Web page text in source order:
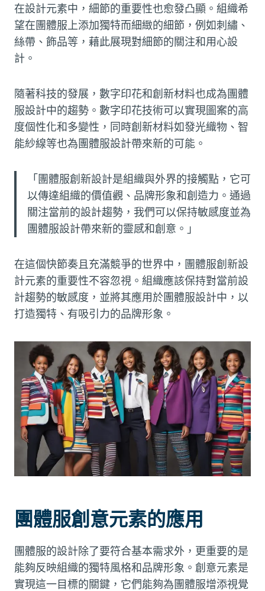
在設計元素中，細節的重要性也愈發凸顯。組織希
望在團體服上添加獨特而細緻的細節，例如刺繡、
絲帶、飾品等，藉此展現對細節的關注和用心設
計。
隨著科技的發展，數字印花和創新材料也成為團體
服設計中的趨勢。數字印花技術可以實現圖案的高
度個性化和多變性，同時創新材料如發光織物、智
能紗線等也為團體服設計帶來新的可能。
「團體服創新設計是組織與外界的接觸點，它可
以傳達組織的價值觀、品牌形象和創造力。通過
關注當前的設計趨勢，我們可以保持敏感度並為
團體服設計帶來新的靈感和創意。」
在這個快節奏且充滿競爭的世界中，團體服創新設
計元素的重要性不容忽視。組織應該保持對當前設
計趨勢的敏感度，並將其應用於團體服設計中，以
打造獨特、有吸引力的品牌形象。
團體服創意元素的應用
團體服的設計除了要符合基本需求外，更重要的是
能夠反映組織的獨特風格和品牌形象。創意元素是
實現這一目標的關鍵，它們能夠為團體服增添視覺